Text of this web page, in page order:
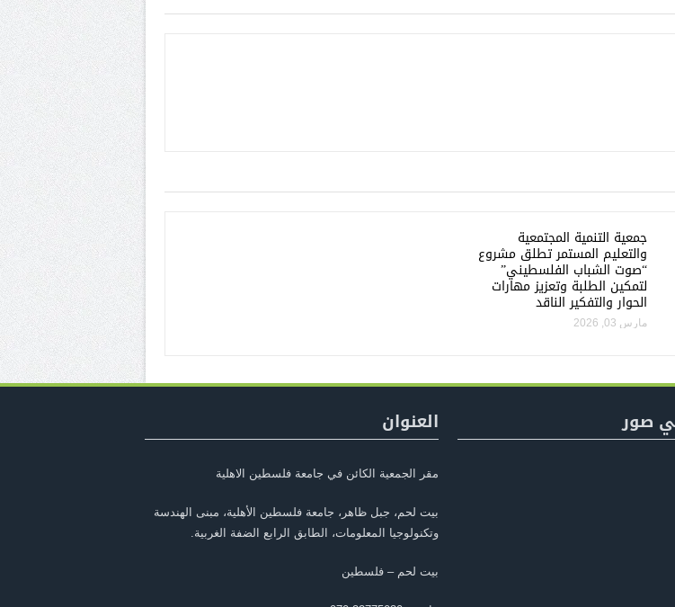
جمعية التنمية المجتمعية
والتعليم المستمر تطلق مشروع
“صوت الشباب الفلسطيني”
لتمكين الطلبة وتعزيز مهارات
الحوار والتفكير الناقد
مارس 03, 2026
صور العنوان
مقر الجمعية الكائن في جامعة فلسطين الاهلية
بيت لحم، جبل ظاهر، جامعة فلسطين الأهلية، مبنى الهندسة
وتكنولوجيا المعلومات، الطابق الرابع الضفة الغربية.
بيت لحم – فلسطين